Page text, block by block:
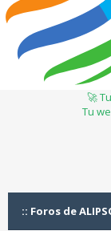
🚀
Tu
:: Foros de